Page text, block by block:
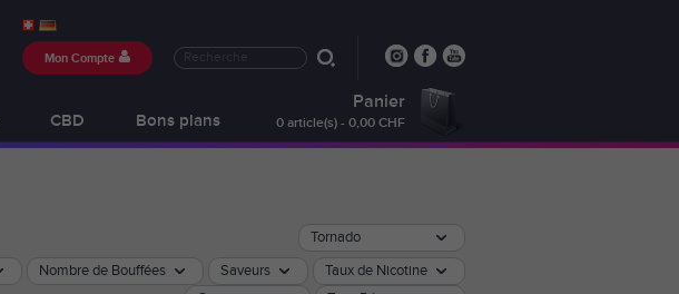
CBD Bons plans
Mon Compte
Panier
0 article(s) - 0,00 CHF
Tornado
Nombre de Bouffées Saveurs
Taux de Nicotine